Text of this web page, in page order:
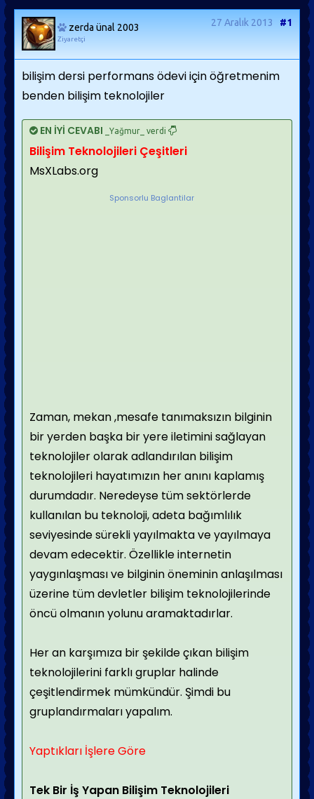
zerda ünal 2003
Ziyaretçi
27 Aralık 2013 #1
bilişim dersi performans ödevi için öğretmenim
benden bilişim teknolojiler
EN İYİ CEVABI _Yağmur_ verdi
Bilişim Teknolojileri Çeşitleri
MsXLabs.org
Sponsorlu Baglantilar
Zaman, mekan ,mesafe tanımaksızın bilginin
bir yerden başka bir yere iletimini sağlayan
teknolojiler olarak adlandırılan bilişim
teknolojileri hayatımızın her anını kaplamış
durumdadır. Neredeyse tüm sektörlerde
kullanılan bu teknoloji, adeta bağımlılık
seviyesinde sürekli yayılmakta ve yayılmaya
devam edecektir. Özellikle internetin
yaygınlaşması ve bilginin öneminin anlaşılması
üzerine tüm devletler bilişim teknolojilerinde
öncü olmanın yolunu aramaktadırlar.
Her an karşımıza bir şekilde çıkan bilişim
teknolojilerini farklı gruplar halinde
çeşitlendirmek mümkündür. Şimdi bu
gruplandırmaları yapalım.
Yaptıkları İşlere Göre
Tek Bir İş Yapan Bilişim Teknolojileri